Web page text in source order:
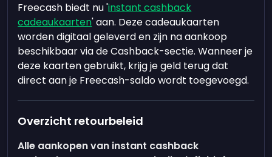
Freecash biedt nu 'instant cashback
cadeaukaarten' aan. Deze cadeaukaarten
worden digitaal geleverd en zijn na aankoop
beschikbaar via de Cashback-sectie. Wanneer je
deze kaarten gebruikt, krijg je geld terug dat
direct aan je Freecash-saldo wordt toegevoegd.
Overzicht retourbeleid
Alle aankopen van instant cashback